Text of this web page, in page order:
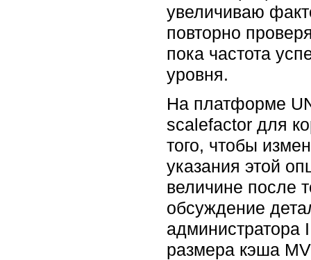
увеличиваю
повторно
пока частота
уровня.
На платформе
scalefactor для
того, чтобы
указания этой
величине после
обсуждение
администратора
размера кэша